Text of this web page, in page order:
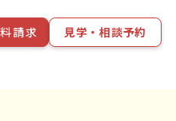
請求 見学・相談予約